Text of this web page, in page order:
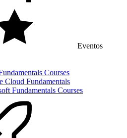
Eventos
Courses
Cloud Fundamentals
Fundamentals Courses